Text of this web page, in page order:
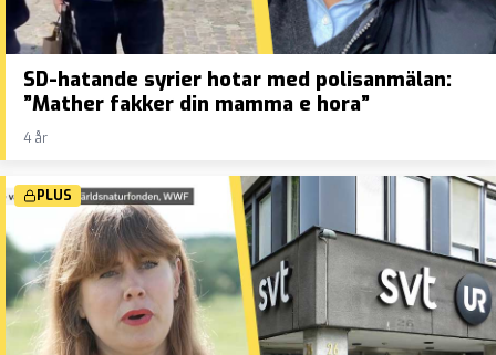
SD-hatande syrier hotar med polisanmälan:
”Mather fakker din mamma e hora”
4 år
PLUS